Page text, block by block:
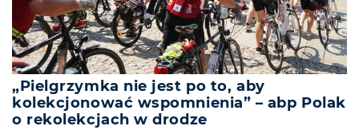
„Pielgrzymka nie jest po to, aby
kolekcjonować wspomnienia” – abp Polak
o rekolekcjach w drodze